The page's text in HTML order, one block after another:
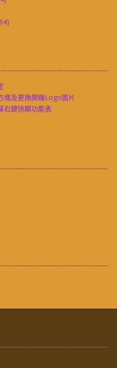
塊及更換開機Logo圖片
右鍵快顯功能表